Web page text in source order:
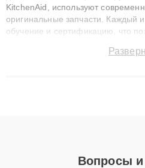
KitchenAid, используют
оригинальные запчасти. Каждый
обучение и сертификацию, что
сохранением гарантии до 3 лет.
Вопросы и